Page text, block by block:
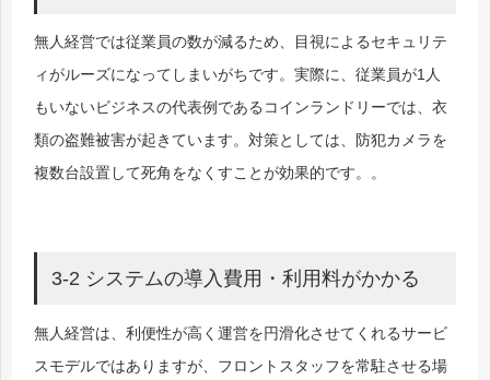
無人経営では従業員の数が減るため、目視によるセキュリテ
ィがルーズになってしまいがちです。実際に、従業員が1人
もいないビジネスの代表例であるコインランドリーでは、衣
類の盗難被害が起きています。対策としては、防犯カメラを
複数台設置して死角をなくすことが効果的です。。
3-2 システムの導入費用・利用料がかかる
無人経営は、利便性が高く運営を円滑化させてくれるサービ
スモデルではありますが、フロントスタッフを常駐させる場